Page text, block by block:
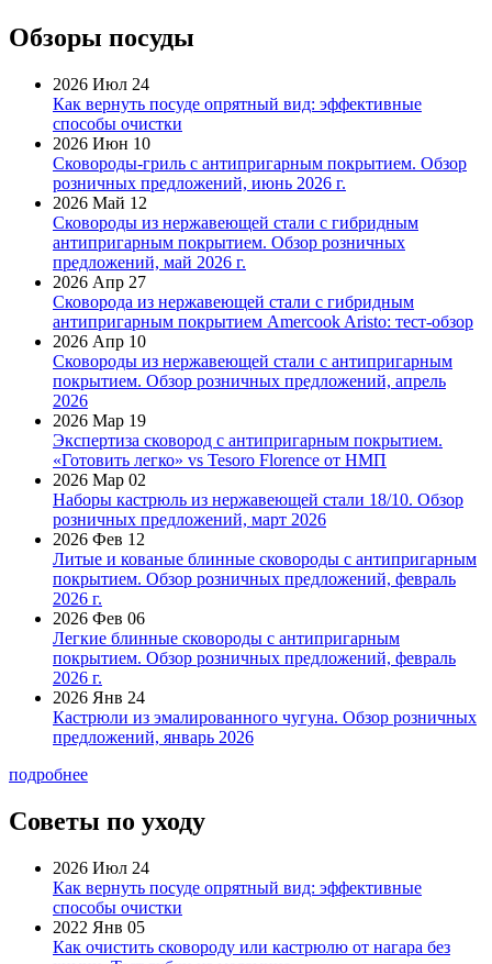
Обзоры посуды
2026 Июл 24
Как вернуть посуде опрятный вид: эффективные
способы очистки
2026 Июн 10
Сковороды-гриль с антипригарным покрытием. Обзор
розничных предложений, июнь 2026 г.
2026 Май 12
Сковороды из нержавеющей стали с гибридным
антипригарным покрытием. Обзор розничных
предложений, май 2026 г.
2026 Апр 27
Сковорода из нержавеющей стали с гибридным
антипригарным покрытием Amercook Aristo: тест-обзор
2026 Апр 10
Сковороды из нержавеющей стали с антипригарным
покрытием. Обзор розничных предложений, апрель
2026
2026 Мар 19
Экспертиза сковород с антипригарным покрытием.
«Готовить легко» vs Tesoro Florence от НМП
2026 Мар 02
Наборы кастрюль из нержавеющей стали 18/10. Обзор
розничных предложений, март 2026
2026 Фев 12
Литые и кованые блинные сковороды с антипригарным
покрытием. Обзор розничных предложений, февраль
2026 г.
2026 Фев 06
Легкие блинные сковороды с антипригарным
покрытием. Обзор розничных предложений, февраль
2026 г.
2026 Янв 24
Кастрюли из эмалированного чугуна. Обзор розничных
предложений, январь 2026
подробнее
Советы по уходу
2026 Июл 24
Как вернуть посуде опрятный вид: эффективные
способы очистки
2022 Янв 05
Как очистить сковороду или кастрюлю от нагара без